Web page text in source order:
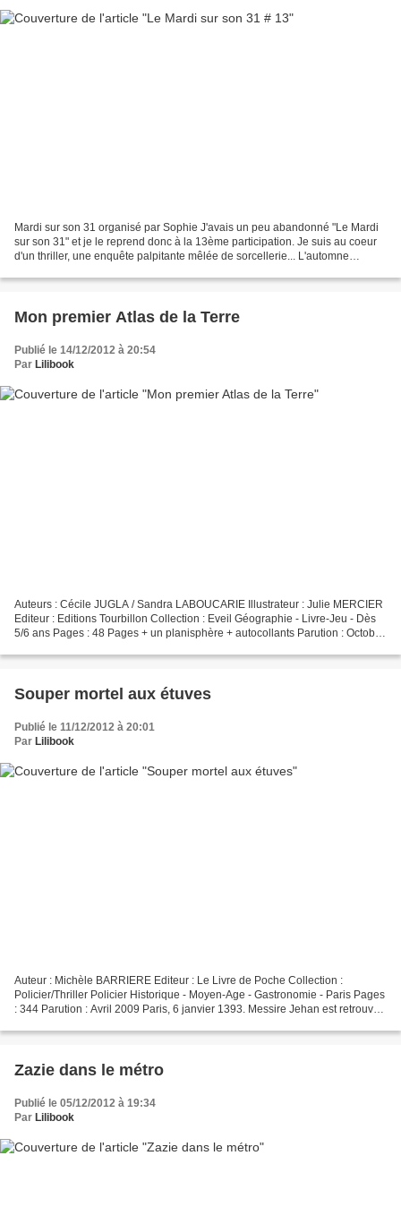
Mardi sur son 31 organisé par Sophie J'avais un peu abandonné "Le Mardi
sur son 31" et je le reprend donc à la 13ème participation. Je suis au coeur
d'un thriller, une enquête palpitante mêlée de sorcellerie... L'automne
Mon premier Atlas de la Terre
Publié le 14/12/2012 à 20:54
Par Lilibook
Auteurs : Cécile JUGLA / Sandra LABOUCARIE Illustrateur : Julie MERCIER
Editeur : Editions Tourbillon Collection : Eveil Géographie - Livre-Jeu - Dès
5/6 ans Pages : 48 Pages + un planisphère + autocollants Parution : Octobre
Souper mortel aux étuves
Publié le 11/12/2012 à 20:01
Par Lilibook
Auteur : Michèle BARRIERE Editeur : Le Livre de Poche Collection :
Policier/Thriller Policier Historique - Moyen-Age - Gastronomie - Paris Pages
: 344 Parution : Avril 2009 Paris, 6 janvier 1393. Messire Jehan est retrouvé
Zazie dans le métro
Publié le 05/12/2012 à 19:34
Par Lilibook